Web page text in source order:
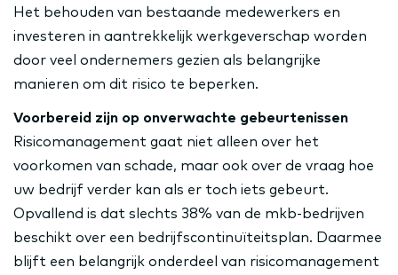
Het behouden van bestaande medewerkers en
investeren in aantrekkelijk werkgeverschap worden
door veel ondernemers gezien als belangrijke
manieren om dit risico te beperken.
Voorbereid zijn op onverwachte gebeurtenissen
Risicomanagement gaat niet alleen over het
voorkomen van schade, maar ook over de vraag hoe
uw bedrijf verder kan als er toch iets gebeurt.
Opvallend is dat slechts 38% van de mkb-bedrijven
beschikt over een bedrijfscontinuïteitsplan. Daarmee
blijft een belangrijk onderdeel van risicomanagement